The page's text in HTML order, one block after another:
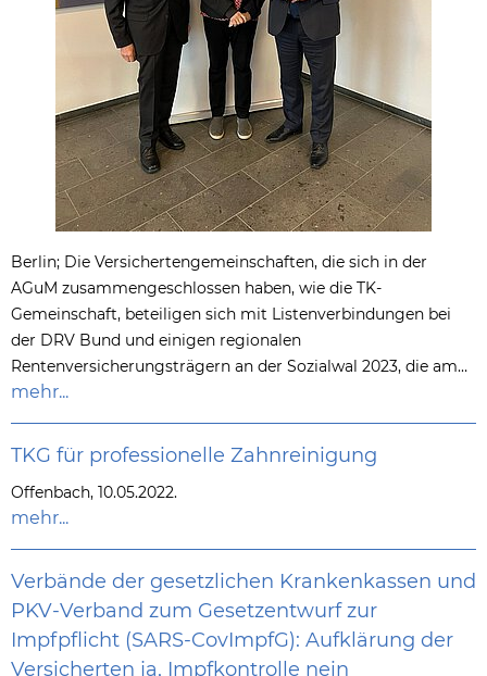
Berlin; Die Versichertengemeinschaften, die sich in der
AGuM zusammengeschlossen haben, wie die TK-
Gemeinschaft, beteiligen sich mit Listenverbindungen bei
der DRV Bund und einigen regionalen
Rentenversicherungsträgern an der Sozialwal 2023, die am…
mehr...
TKG für professionelle Zahnreinigung
Offenbach, 10.05.2022.
mehr...
Verbände der gesetzlichen Krankenkassen und
PKV-Verband zum Gesetzentwurf zur
Impfpflicht (SARS-CovImpfG): Aufklärung der
Versicherten ja, Impfkontrolle nein